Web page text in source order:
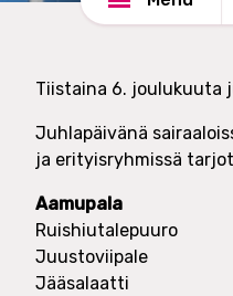
e
t
O
y
Tiistaina 6. joulukuuta
Juhlapäivänä
ja erityisryhmissä
Aamupala
Ruishiutalepuuro
Juustoviipale
Jääsalaatti